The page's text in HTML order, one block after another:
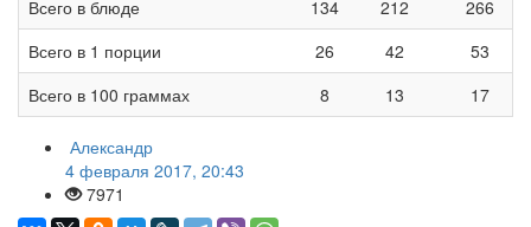
Всего в блюде
134 212
266
Всего в 1 порции
26 42
53
Всего в 100 граммах
8 13 17
Александр
4 февраля 2017, 20:43
7971